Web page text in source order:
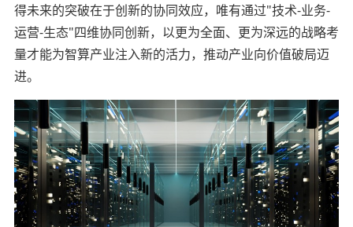
得未来的突破在于创新的协同效应，唯有通过"技术-业务-
运营-生态"四维协同创新，以更为全面、更为深远的战略考
量才能为智算产业注入新的活力，推动产业向价值破局迈
进。